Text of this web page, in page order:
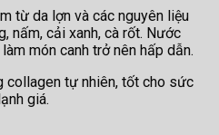
từ da lợn và các nguyên liệu
nấm, cải xanh, cà rốt. Nước
món canh trở nên hấp dẫn.
collagen tự nhiên, tốt cho sức
giá.